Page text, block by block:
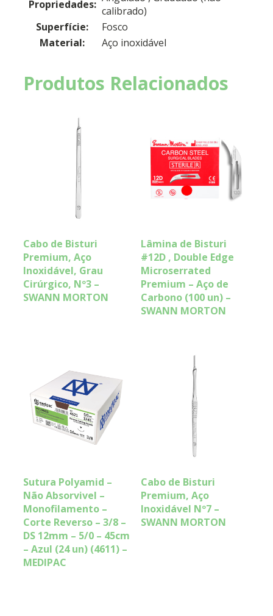
Propriedades: calibrado)
Superfície:
Fosco
Material:
Aço inoxidável
Produtos Relacionados
Cabo de Bisturi
Premium, Aço
Inoxidável, Grau
Cirúrgico, Nº3 –
SWANN MORTON
Lâmina de Bisturi
#12D , Double Edge
Microserrated
Premium – Aço de
Carbono (100 un) –
SWANN MORTON
Sutura Polyamid –
Não Absorvivel –
Monofilamento –
Corte Reverso – 3/8 –
DS 12mm – 5/0 – 45cm
– Azul (24 un) (4611) –
MEDIPAC
Cabo de Bisturi
Premium, Aço
Inoxidável Nº7 –
SWANN MORTON